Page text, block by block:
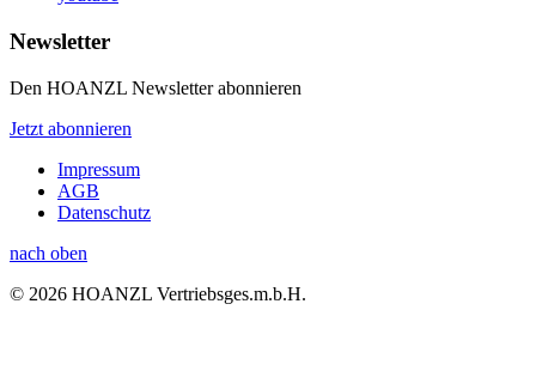
Newsletter
Den HOANZL Newsletter abonnieren
Jetzt abonnieren
Impressum
AGB
Datenschutz
nach oben
© 2026 HOANZL Vertriebsges.m.b.H.